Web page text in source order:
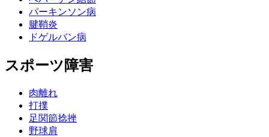
パーキンソン病
腱鞘炎
ドゲルバン病
スポーツ障害
肉離れ
打撲
足関節捻挫
野球肩